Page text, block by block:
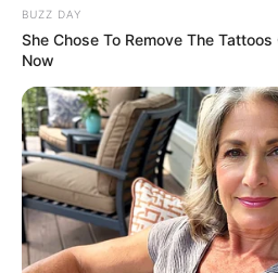
เรื่องบนเตียง กับ ราศีพิจิก (23 ตุ
พฤศจิกายน)
…..ชาวพิจิก ถือเป็นหนึ่งในบรรด
เซ็กซ์มากทีเดียวเพราะชาวพิจิก
อารมณ์ทางเพศสูงซึ่งส่วนใหญ่แ
เริ่มต้นเรื่องนี้ก่อนเสมอชาวพิจิก
และเจ้าชู้แต่ภายในใจของเขาเป็
และให้เกียรติคนรักของเขา
BUZZ DAY
She Chose To Remove The
Now